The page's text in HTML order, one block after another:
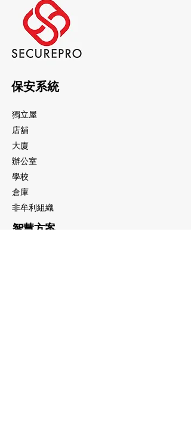
保安系統
獨立屋
店舖
大廈
辦公室
學校
倉庫
非牟利組織
智慧方案